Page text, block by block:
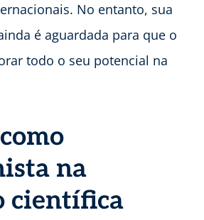
No entanto, sua
é aguardada para que o
todo o seu potencial na
na
científica